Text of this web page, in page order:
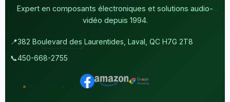
Expert en composants électroniques et solutions audio-
vidéo depuis 1994.
📍382 Boulevard des Laurentides, Laval, QC H7G 2T8
📞450-668-2755